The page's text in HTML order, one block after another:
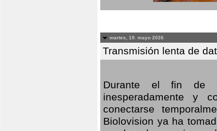
martes, 19. mayo 2026
Transmisión lenta de
Durante el fin de
inesperadamente y
conectarse
Biolovision ya ha